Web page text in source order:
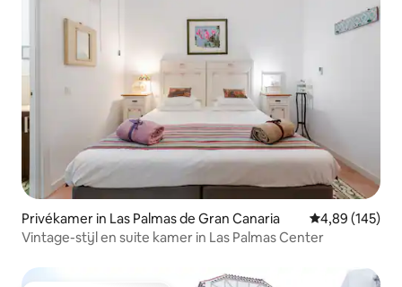
Privékamer in Las Palmas de Gran Canaria Gemiddelde
4,89 (145)
Vintage-stijl en suite kamer in Las Palmas Center